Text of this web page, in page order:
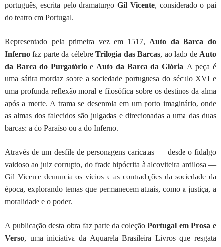
português, escrita pelo dramaturgo Gil Vicente, considerado o pai
do teatro em Portugal.
Representado pela primeira vez em 1517, Auto da Barca do
Inferno faz parte da célebreTrilogia das Barcas, ao lado de Auto
da Barca do Purgatórioe Auto da Barca da Glória. A peça é
uma sátira mordaz sobre a sociedade portuguesa do século XVI e
uma profunda reflexão moral e filosófica sobre os destinos da alma
após a morte. A trama se desenrola em um porto imaginário, onde
as almas dos falecidos são julgadas e direcionadas a uma das duas
barcas: a do Paraíso ou a do Inferno.
Através de um desfile de personagens caricatas — desde o fidalgo
vaidoso ao juiz corrupto, do frade hipócrita à alcoviteira ardilosa —
Gil Vicente denuncia os vícios e as contradições da sociedade da
época, explorando temas que permanecem atuais, como a justiça, a
moralidade e o poder.
A publicação desta obra faz parte da coleçãoPortugal em Prosa e
Verso, uma iniciativa da Aquarela Brasileira Livros que resgata